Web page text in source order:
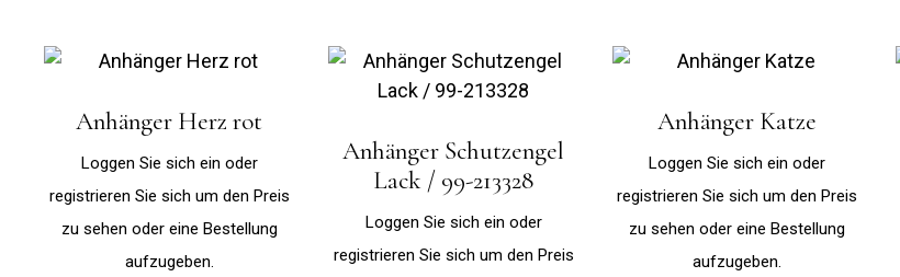
Anhänger Herz rot
Loggen Sie sich ein oder
registrieren Sie sich um den Preis
zu sehen oder eine Bestellung
aufzugeben.
Anhänger Schutzengel
Lack / 99-213328
Loggen Sie sich ein oder
registrieren Sie sich um den Preis
Anhänger Katze
Loggen Sie sich ein oder
registrieren Sie sich um den Preis
zu sehen oder eine Bestellung
aufzugeben.